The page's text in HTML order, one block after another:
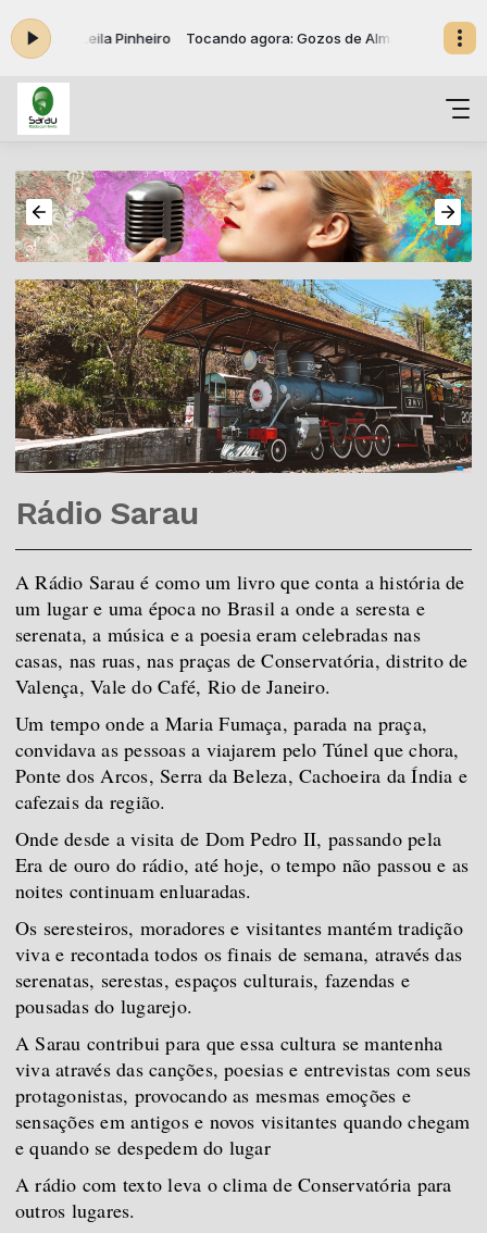
Alma Leila Pinheiro Tocando agora: Gozos de Alma Leila Pinheiro
Rádio Sarau
A Rádio Sarau é como um livro que conta a história de
um lugar e uma época no Brasil a onde a seresta e
serenata, a música e a poesia eram celebradas nas
casas, nas ruas, nas praças de Conservatória, distrito de
Valença, Vale do Café, Rio de Janeiro.
Um tempo onde a Maria Fumaça, parada na praça,
convidava as pessoas a viajarem pelo Túnel que chora,
Ponte dos Arcos, Serra da Beleza, Cachoeira da Índia e
cafezais da região.
Onde desde a visita de Dom Pedro II, passando pela
Era de ouro do rádio, até hoje, o tempo não passou e as
noites continuam enluaradas.
Os seresteiros, moradores e visitantes mantém tradição
viva e recontada todos os finais de semana, através das
serenatas, serestas, espaços culturais, fazendas e
pousadas do lugarejo.
A Sarau contribui para que essa cultura se mantenha
viva através das canções, poesias e entrevistas com seus
protagonistas, provocando as mesmas emoções e
sensações em antigos e novos visitantes quando chegam
e quando se despedem do lugar
A rádio com texto leva o clima de Conservatória para
outros lugares.